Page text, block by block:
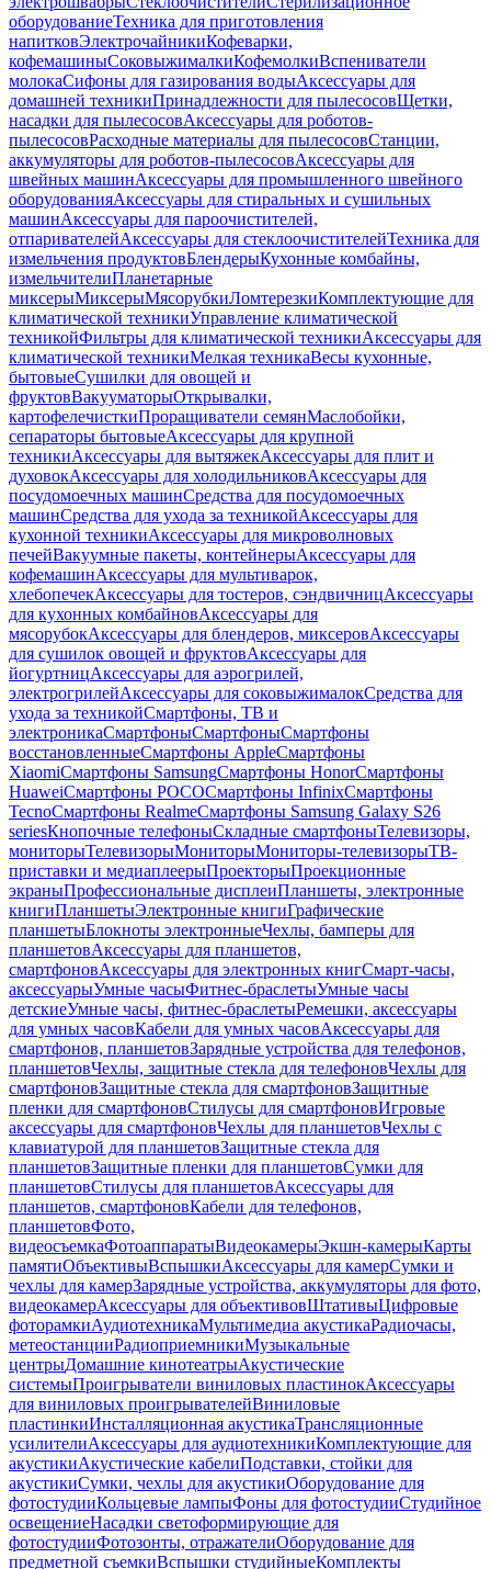
оборудованиеТехника для приготовления
напитковЭлектрочайникиКофеварки,
кофемашиныСоковыжималкиКофемолкиВспениватели
молокаСифоны для газирования водыАксессуары для
домашней техникиПринадлежности для пылесосовЩетки,
насадки для пылесосовАксессуары для роботов-
пылесосовРасходные материалы для пылесосовСтанции,
аккумуляторы для роботов-пылесосовАксессуары для
швейных машинАксессуары для промышленного швейного
оборудованияАксессуары для стиральных и сушильных
машинАксессуары для пароочистителей,
отпаривателейАксессуары для стеклоочистителейТехника для
измельчения продуктовБлендерыКухонные комбайны,
измельчителиПланетарные
миксерыМиксерыМясорубкиЛомтерезкиКомплектующие для
климатической техникиУправление климатической
техникойФильтры для климатической техникиАксессуары для
климатической техникиМелкая техникаВесы кухонные,
бытовыеСушилки для овощей и
фруктовВакууматорыОткрывалки,
картофелечисткиПроращиватели семянМаслобойки,
сепараторы бытовыеАксессуары для крупной
техникиАксессуары для вытяжекАксессуары для плит и
духовокАксессуары для холодильниковАксессуары для
посудомоечных машинСредства для посудомоечных
машинСредства для ухода за техникойАксессуары для
кухонной техникиАксессуары для микроволновых
печейВакуумные пакеты, контейнерыАксессуары для
кофемашинАксессуары для мультиварок,
хлебопечекАксессуары для тостеров, сэндвичницАксессуары
для кухонных комбайновАксессуары для
мясорубокАксессуары для блендеров, миксеровАксессуары
для сушилок овощей и фруктовАксессуары для
йогуртницАксессуары для аэрогрилей,
электрогрилейАксессуары для соковыжималокСредства для
ухода за техникойСмартфоны, ТВ и
электроникаСмартфоныСмартфоныСмартфоны
восстановленныеСмартфоны AppleСмартфоны
XiaomiСмартфоны SamsungСмартфоны HonorСмартфоны
HuaweiСмартфоны POCOСмартфоны InfinixСмартфоны
TecnoСмартфоны RealmeСмартфоны Samsung Galaxy S26
seriesКнопочные телефоныСкладные смартфоныТелевизоры,
мониторыТелевизорыМониторыМониторы-телевизорыТВ-
приставки и медиаплеерыПроекторыПроекционные
экраныПрофессиональные дисплеиПланшеты, электронные
книгиПланшетыЭлектронные книгиГрафические
планшетыБлокноты электронныеЧехлы, бамперы для
планшетовАксессуары для планшетов,
смартфоновАксессуары для электронных книгСмарт-часы,
аксессуарыУмные часыФитнес-браслетыУмные часы
детскиеУмные часы, фитнес-браслетыРемешки, аксессуары
для умных часовКабели для умных часовАксессуары для
смартфонов, планшетовЗарядные устройства для телефонов,
планшетовЧехлы, защитные стекла для телефоновЧехлы для
смартфоновЗащитные стекла для смартфоновЗащитные
пленки для смартфоновСтилусы для смартфоновИгровые
аксессуары для смартфоновЧехлы для планшетовЧехлы с
клавиатурой для планшетовЗащитные стекла для
планшетовЗащитные пленки для планшетовСумки для
планшетовСтилусы для планшетовАксессуары для
планшетов, смартфоновКабели для телефонов,
планшетовФото,
видеосъемкаФотоаппаратыВидеокамерыЭкшн-камерыКарты
памятиОбъективыВспышкиАксессуары для камерСумки и
чехлы для камерЗарядные устройства, аккумуляторы для фото,
видеокамерАксессуары для объективовШтативыЦифровые
фоторамкиАудиотехникаМультимедиа акустикаРадиочасы,
метеостанцииРадиоприемникиМузыкальные
центрыДомашние кинотеатрыАкустические
системыПроигрыватели виниловых пластинокАксессуары
для виниловых проигрывателейВиниловые
пластинкиИнсталляционная акустикаТрансляционные
усилителиАксессуары для аудиотехникиКомплектующие для
акустикиАкустические кабелиПодставки, стойки для
акустикиСумки, чехлы для акустикиОборудование для
фотостудииКольцевые лампыФоны для фотостудииСтудийное
освещениеНасадки светоформирующие для
фотостудииФотозонты, отражателиОборудование для
предметной съемкиВспышки студийныеКомплекты